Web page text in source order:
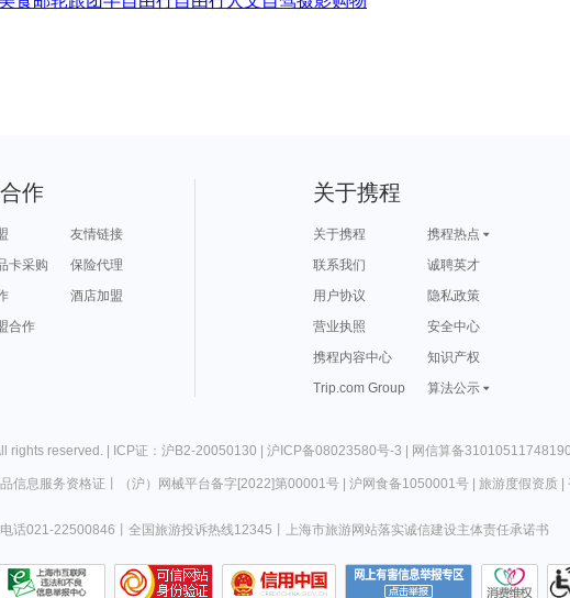
作
友情链接
卡采购
保险代理
酒店加盟
合作
关于携程
关于携程
携程热点
联系我们
诚聘英才
用户协议
隐私政策
营业执照
安全中心
携程内容中心
知识产权
Trip.com Group
算法公示
rights reserved. | ICP证：沪B2-20050130 | 沪ICP备08023580号-3 | 网信算备
信息服务资格证 （沪）网械平台备字[2022]第00001号| 沪网食备1050001号| 旅游度假资质|
话021-22500846 全国旅游投诉热线12345 上海市旅游网站落实诚信建设主体责任承诺书